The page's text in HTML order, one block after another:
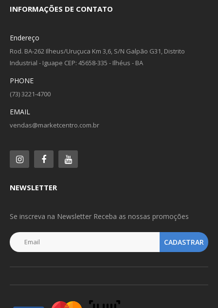
INFORMAÇÕES DE CONTATO
Endereço
Rod. BA-262 Ilheus/Uruçuca Km 3,6, S/N Galpão G31, Distrito
Industrial - Iguape CEP: 45658-335 - Ilhéus - BA
PHONE
(73) 3221-4700
EMAIL
vendas@marketcentro.com.br
NEWSLETTER
Se inscreva na Newsletter Receba as nossas promoções
CADASTRAR